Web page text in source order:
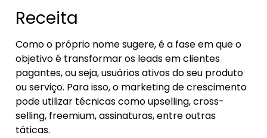
Receita
Como o próprio nome sugere, é a fase em que o
objetivo é transformar os leads em clientes
pagantes, ou seja, usuários ativos do seu produto
ou serviço. Para isso, o marketing de crescimento
pode utilizar técnicas como upselling, cross-
selling, freemium, assinaturas, entre outras
táticas.